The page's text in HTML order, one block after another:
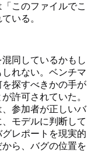
このファイルでこ
いる。
同しているかもし
れない。ベンチマ
探すべきかの手が
許可されていた。
参加者が正しいバ
モデルに判断して
レポートを現実的
ら、バグの位置を